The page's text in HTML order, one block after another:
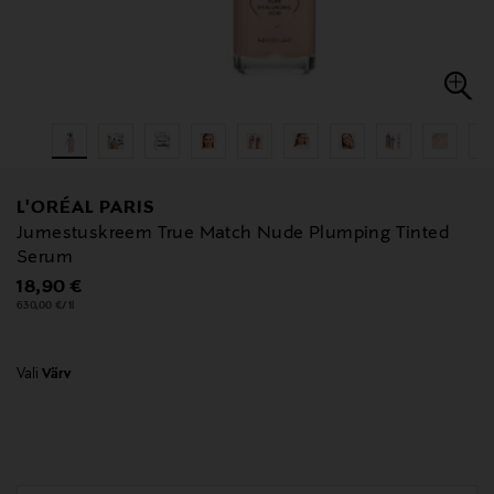
L'ORÉAL PARIS
Jumestuskreem True Match Nude Plumping Tinted
Serum
Original Price
18,90 €
630,00 €/1l
Vali Värv